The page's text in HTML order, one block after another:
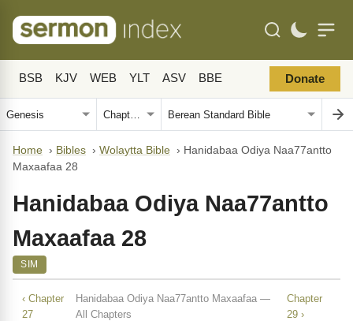
BSB KJV WEB YLT ASV BBE Donate
Home › Bibles › Wolaytta Bible › Hanidabaa Odiya Naa77antto
Maxaafaa 28
Hanidabaa Odiya Naa77antto
Maxaafaa 28
SIM
‹ Chapter
27
Hanidabaa Odiya Naa77antto Maxaafaa —
All Chapters
Chapter
29 ›